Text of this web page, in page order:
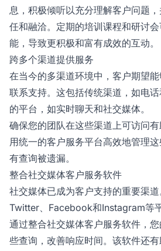
息，积极倾听以充分理解客户问题
任和融洽。定期的培训课程和研讨
能，导致更积极和富有成效的互动。
跨多个渠道提供服务
在当今的多渠道环境中，客户期望
联系支持。这包括传统渠道，如电
的平台，如实时聊天和社交媒体。
确保您的团队在这些渠道上可访问
用统一的客户服务平台高效地管理
有查询被遗漏。
整合社交媒体客户服务软件
社交媒体已成为客户支持的重要渠
Twitter、Facebook和Instagram等
通过整合社交媒体客户服务软件，
些查询，改善响应时间。该软件还